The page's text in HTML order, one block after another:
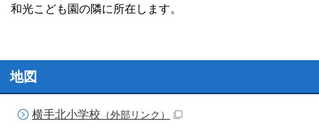
和光こども園の隣に所在します。
地図
横手北小学校 （外部リンク）